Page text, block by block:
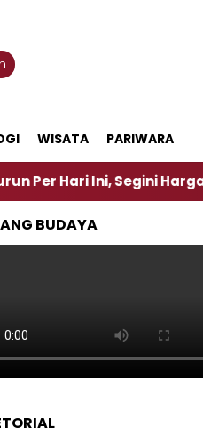
WISATA PARIWARA
Ini, Segini Harganya
BUDAYA